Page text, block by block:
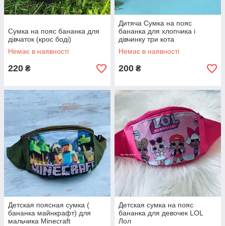
Сумка на пояс бананка для
дівчаток (крос боді)
Немає в наявності
220 ₴
Дитяча Сумка на пояс
бананка для хлопчика і
дівчинку три кота
Немає в наявності
200 ₴
Детская поясная сумка (
бананка майнкрафт) для
мальчика Minecraft
Детская сумка на пояс
бананка для девочек LOL
Лол